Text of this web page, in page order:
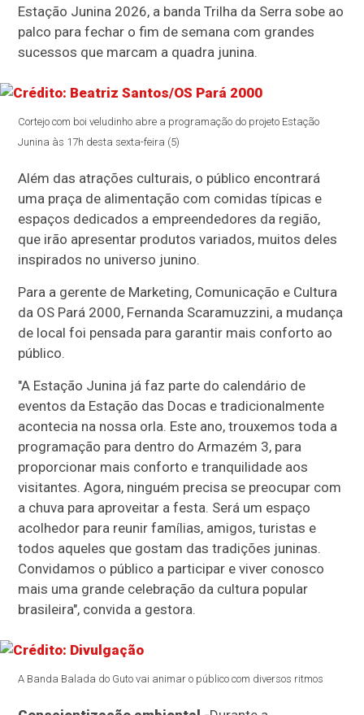
Estação Junina 2026, a banda Trilha da Serra sobe ao
palco para fechar o fim de semana com grandes
sucessos que marcam a quadra junina.
Cortejo com boi veludinho abre a programação do projeto Estação
Junina às 17h desta sexta-feira (5)
Além das atrações culturais, o público encontrará
uma praça de alimentação com comidas típicas e
espaços dedicados a empreendedores da região,
que irão apresentar produtos variados, muitos deles
inspirados no universo junino.
Para a gerente de Marketing, Comunicação e Cultura
da OS Pará 2000, Fernanda Scaramuzzini, a mudança
de local foi pensada para garantir mais conforto ao
público.
"A Estação Junina já faz parte do calendário de
eventos da Estação das Docas e tradicionalmente
acontecia na nossa orla. Este ano, trouxemos toda a
programação para dentro do Armazém 3, para
proporcionar mais conforto e tranquilidade aos
visitantes. Agora, ninguém precisa se preocupar com
a chuva para aproveitar a festa. Será um espaço
acolhedor para reunir famílias, amigos, turistas e
todos aqueles que gostam das tradições juninas.
Convidamos o público a participar e viver conosco
mais uma grande celebração da cultura popular
brasileira", convida a gestora.
A Banda Balada do Guto vai animar o público com diversos ritmos